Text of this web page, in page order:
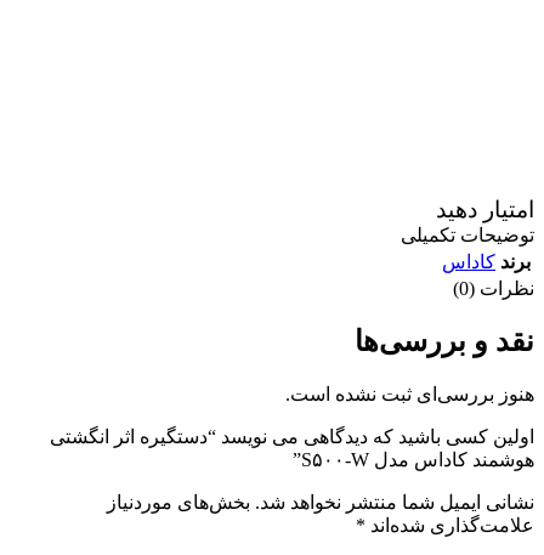
امتیار دهید
توضیحات تکمیلی
برند کاداس
نظرات (0)
نقد و بررسی‌ها
هنوز بررسی‌ای ثبت نشده است.
اولین کسی باشید که دیدگاهی می نویسد “دستگیره اثر انگشتی
هوشمند کاداس مدل S۵۰۰-W”
نشانی ایمیل شما منتشر نخواهد شد. بخش‌های موردنیاز
علامت‌گذاری شده‌اند *